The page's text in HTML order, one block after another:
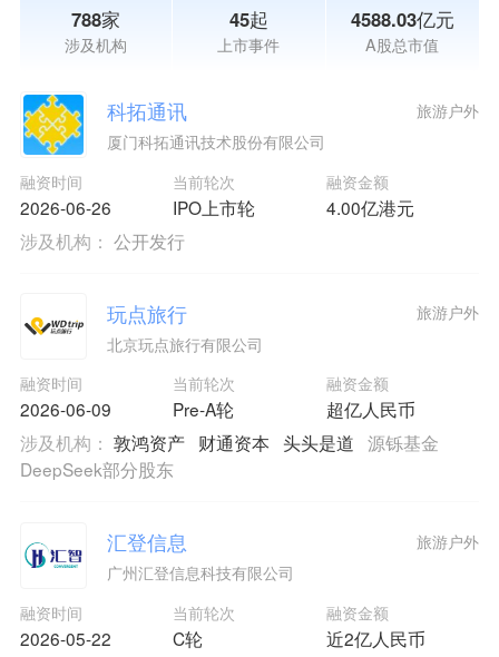
788家
涉及机构
45起
上市事件
4588.03亿元
A股总市值
科拓通讯
厦门科拓通讯技术股份有限公司
融资时间
2026-06-26
当前轮次
IPO上市轮
融资金额
4.00亿港元
旅游户外
涉及机构： 公开发行
玩点旅行
北京玩点旅行有限公司
融资时间
2026-06-09
当前轮次
Pre-A轮
融资金额
超亿人民币
旅游户外
涉及机构： 敦鸿资产 财通资本 头头是道 源铄基金
DeepSeek部分股东
汇登信息
广州汇登信息科技有限公司
融资时间
2026-05-22
当前轮次
C轮
融资金额
近2亿人民币
旅游户外